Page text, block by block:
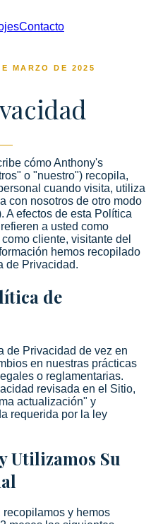
Contacto
MARZO DE 2025
cómo Anthony's
o "nuestro") recopila,
cuando visita, utiliza
con nosotros de otro modo
A efectos de esta Política
a usted como
cliente, visitante del
hemos recopilado
de Privacidad.
de
de Privacidad de vez en
en nuestras prácticas
o reglamentarias.
revisada en el Sitio,
actualización" y
requerida por la ley
Utilizamos Su
y hemos